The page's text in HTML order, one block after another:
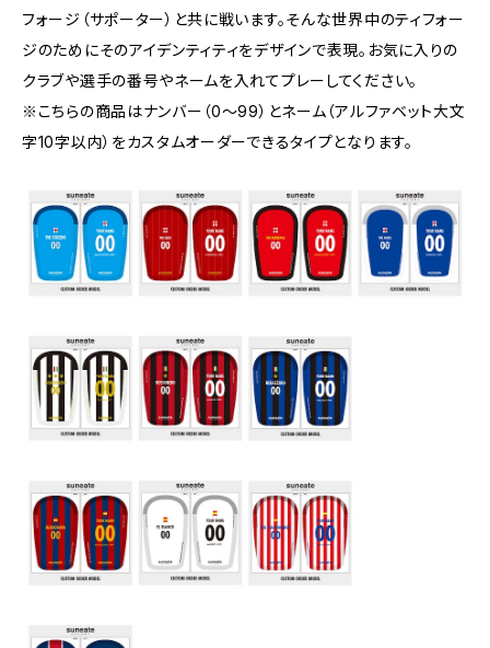
フォージ（サポーター）と共に戦います。そんな世界中のティフォー
ジのためにそのアイデンティティをデザインで表現。お気に入りの
クラブや選手の番号やネームを入れてプレーしてください。
※こちらの商品はナンバー（0〜99）とネーム（アルファベット大文
字10字以内）をカスタムオーダーできるタイプとなります。